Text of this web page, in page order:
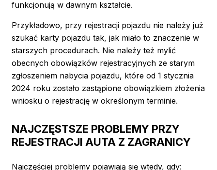
funkcjonują w dawnym kształcie.
Przykładowo, przy rejestracji pojazdu nie należy już
szukać karty pojazdu tak, jak miało to znaczenie w
starszych procedurach. Nie należy też mylić
obecnych obowiązków rejestracyjnych ze starym
zgłoszeniem nabycia pojazdu, które od 1 stycznia
2024 roku zostało zastąpione obowiązkiem złożenia
wniosku o rejestrację w określonym terminie.
NAJCZĘSTSZE PROBLEMY PRZY
REJESTRACJI AUTA Z ZAGRANICY
Najczęściej problemy pojawiają się wtedy, gdy: